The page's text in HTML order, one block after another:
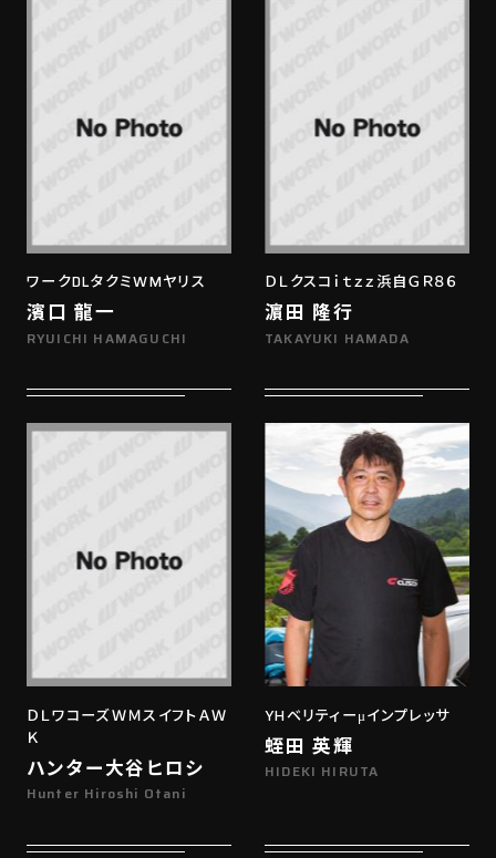
ワークDLタクミWMヤリス
濱口 龍一
RYUICHI HAMAGUCHI
ＤＬクスコｉｔｚｚ浜自ＧＲ８６
濵田 隆行
TAKAYUKI HAMADA
ＤＬワコーズＷＭスイフトＡＷ
Ｋ
ハンター大谷ヒロシ
Hunter Hiroshi Otani
YHベリティーμインプレッサ
蛭田 英輝
HIDEKI HIRUTA